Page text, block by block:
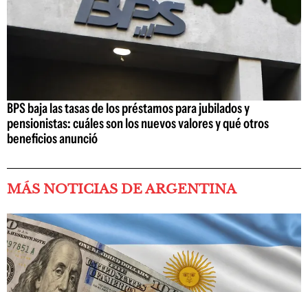
BPS baja las tasas de los préstamos para jubilados y
pensionistas: cuáles son los nuevos valores y qué otros
beneficios anunció
MÁS NOTICIAS DE ARGENTINA